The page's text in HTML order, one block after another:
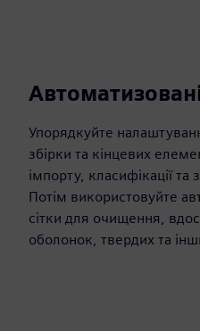
Упорядкуйте
збірки та кінцевих
імпорту, класифікації
Потім використовуйте
сітки для очищення,
оболонок, твердих та